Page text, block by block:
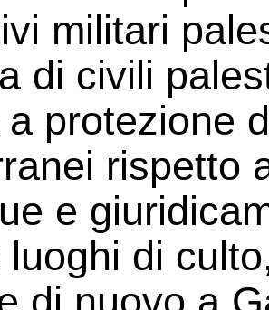
militari
di civili
a protezione
rispetto
e
luoghi di